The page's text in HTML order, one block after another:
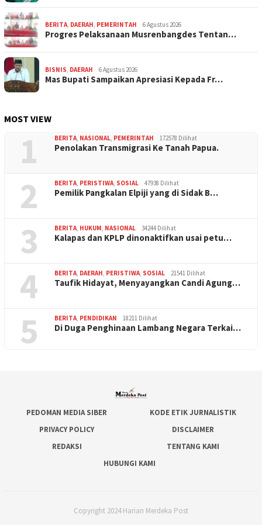
BERITA DAERAH PEMERINTAH 6 Agustus 2026
Progres Pelaksanaan Musrenbangdes Tentan…
BISNIS DAERAH 6 Agustus 2026
Mas Bupati Sampaikan Apresiasi Kepada Fr…
MOST VIEW
1 BERITA NASIONAL PEMERINTAH 172578 Dilihat
Penolakan Transmigrasi Ke Tanah Papua.
2 BERITA PERISTIWA SOSIAL 47938 Dilihat
Pemilik Pangkalan Elpiji yang di Sidak B…
3 BERITA HUKUM NASIONAL 34244 Dilihat
Kalapas dan KPLP dinonaktifkan usai petu…
4 BERITA DAERAH PERISTIWA SOSIAL 21541 Dilihat
Taufik Hidayat, Menyayangkan Candi Agung…
5 BERITA PENDIDIKAN 18211 Dilihat
Di Duga Penghinaan Lambang Negara Terkai…
PEDOMAN MEDIA SIBER
KODE ETIK JURNALISTIK
PRIVACY POLICY
DISCLAIMER
REDAKSI
TENTANG KAMI
HUBUNGI KAMI
Copyright 2024 Harian Merdeka Post